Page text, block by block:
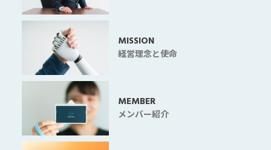
MISSION
経営理念と使命
MEMBER
メンバー紹介